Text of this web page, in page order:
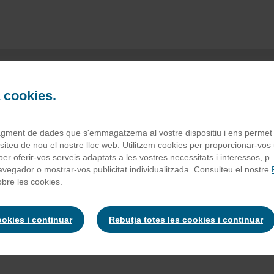
choco bom
40% [sucre, mantega de cacau,lleten pols, emulgent
(carbonat àcid d'amoni i carbonat àcid de sodi), sal i aroma.
cookies.
de dades que s'emmagatzema al vostre dispositiu i ens
de nou el nostre lloc web. Utilitzem cookies per proporcionar-vos
oferir-vos serveis adaptats a les vostres necessitats i interessos,
o mostrar-vos publicitat individualitzada. Consulteu el nostre
les cookies.
i continuar Rebutja totes les cookies i continuar